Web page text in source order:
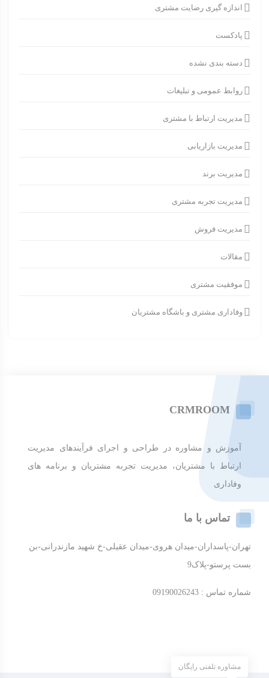
اندازه گیری رضایت مشتری
پادکست
دسته بندی نشده
روابط عمومی و تبلیغات
مدیریت ارتباط با مشتری
مدیریت بازاریابی
مدیریت برند
مدیریت تجربه مشتری
مدیریت فروش
مقالات
موفقیت مشتری
وفاداری مشتری و باشگاه مشتریان
CRMROOM
آموزش و مشاوره در طراحی و اجرای فرآیندهای مدیریت
ارتباط با مشتریان، مدیریت تجربه مشتریان و برنامه های
وفاداری
تماس با ما
تهران-پاسداران-میدان هروی-میدان عقیلی-خ شهید مازندرانی-بن
بست پرستو-پلاک9
شماره تماس : 09190026243
مشاوره تلفنی رایگان